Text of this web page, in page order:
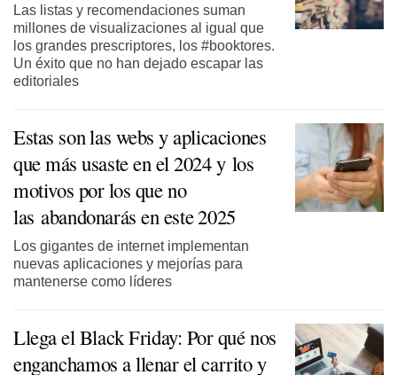
Las listas y recomendaciones suman
millones de visualizaciones al igual que
los grandes prescriptores, los #booktores.
Un éxito que no han dejado escapar las
editoriales
Estas son las webs y aplicaciones
que más usaste en el 2024 y los
motivos por los que no
las abandonarás en este 2025
Los gigantes de internet implementan
nuevas aplicaciones y mejorías para
mantenerse como líderes
Llega el Black Friday: Por qué nos
enganchamos a llenar el carrito y